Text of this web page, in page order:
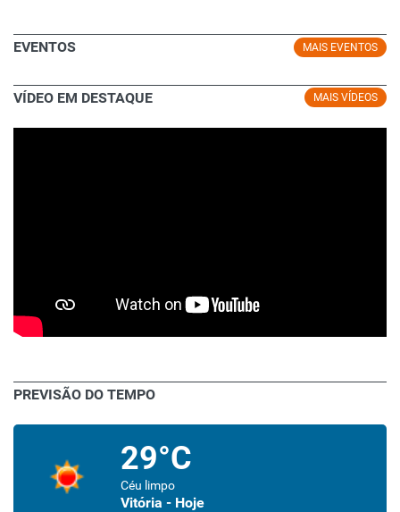
MAIS EVENTOS
EVENTOS
MAIS VÍDEOS
VÍDEO EM DESTAQUE
PREVISÃO DO TEMPO
29°C
Céu limpo
Vitória - Hoje